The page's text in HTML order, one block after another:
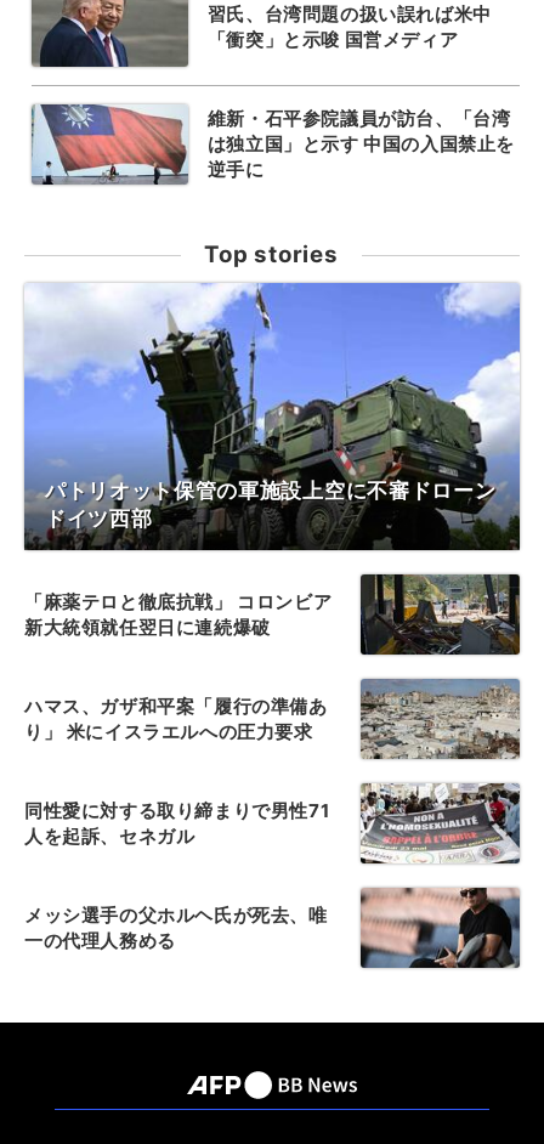
習氏、台湾問題の扱い誤れば米中
「衝突」と示唆 国営メディア
維新・石平参院議員が訪台、「台湾
は独立国」と示す 中国の入国禁止を
逆手に
Top stories
パトリオット保管の軍施設上空に不審ドローン
ドイツ西部
「麻薬テロと徹底抗戦」 コロンビア
新大統領就任翌日に連続爆破
ハマス、ガザ和平案「履行の準備あ
り」 米にイスラエルへの圧力要求
同性愛に対する取り締まりで男性71
人を起訴、セネガル
メッシ選手の父ホルヘ氏が死去、唯
一の代理人務める